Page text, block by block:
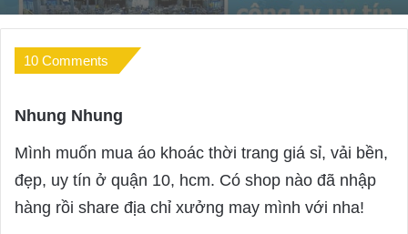
10 Comments
Nhung Nhung
y
s
Mình muốn mua áo khoác thời trang giá sỉ, vải bền,
đẹp, uy tín ở quận 10, hcm. Có shop nào đã nhập
hàng rồi share địa chỉ xưởng may mình với nha!